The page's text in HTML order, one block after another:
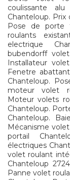
coulissante
Chanteloup.
Pose de porte
roulants
electrique
bubendorff
Installateur
Fenetre
Chanteloup.
moteur volet
Moteur volets
Chanteloup.
Chanteloup.
Mécanisme
portail
électriques
volet roulant
Chanteloup
Panne volet